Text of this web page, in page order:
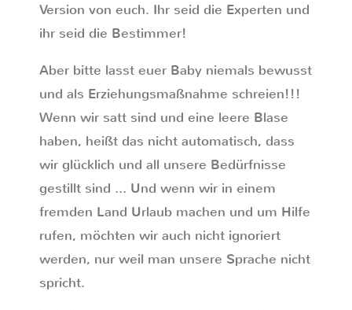
Version von euch. Ihr seid die Experten und
ihr seid die Bestimmer!
Aber bitte lasst euer Baby niemals bewusst
und als Erziehungsmaßnahme schreien!!!
Wenn wir satt sind und eine leere Blase
haben, heißt das nicht automatisch, dass
wir glücklich und all unsere Bedürfnisse
gestillt sind … Und wenn wir in einem
fremden Land Urlaub machen und um Hilfe
rufen, möchten wir auch nicht ignoriert
werden, nur weil man unsere Sprache nicht
spricht.